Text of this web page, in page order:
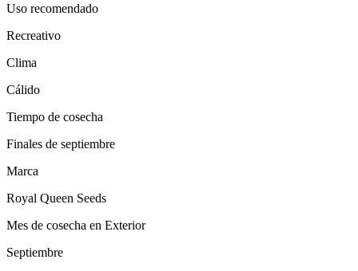
Uso recomendado
Recreativo
Clima
Cálido
Tiempo de cosecha
Finales de septiembre
Marca
Royal Queen Seeds
Mes de cosecha en Exterior
Septiembre